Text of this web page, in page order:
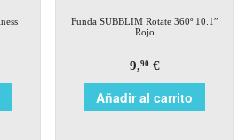
Funda SUBBLIM Rotate 360º 10.1″
Rojo
9,90€
Añadir al carrito